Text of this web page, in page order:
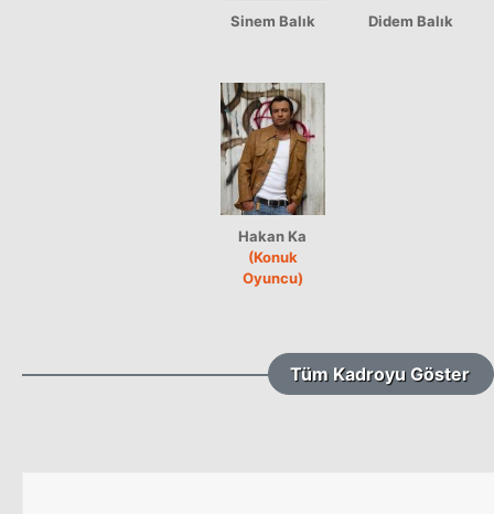
Sinem Balık Didem Balık
Hakan Ka
(Konuk
Oyuncu)
Tüm Kadroyu Göster